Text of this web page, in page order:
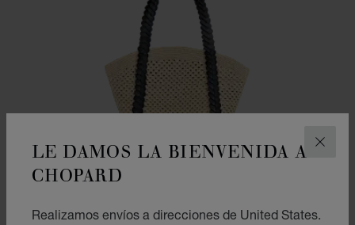
LE DAMOS LA BIENVENIDA A
CHOPARD
Realizamos envíos a direcciones de United States.